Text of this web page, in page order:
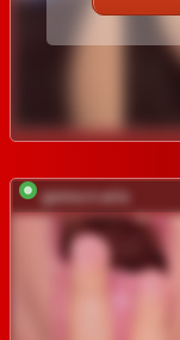
gema-n-aria